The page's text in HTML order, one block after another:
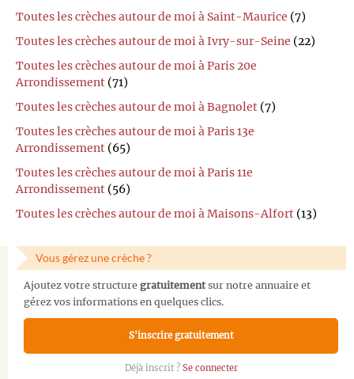
Toutes les crèches autour de moi à Saint-Maurice (7)
Toutes les crèches autour de moi à Ivry-sur-Seine (22)
Toutes les crèches autour de moi à Paris 20e
Arrondissement (71)
Toutes les crèches autour de moi à Bagnolet (7)
Toutes les crèches autour de moi à Paris 13e
Arrondissement (65)
Toutes les crèches autour de moi à Paris 11e
Arrondissement (56)
Toutes les crèches autour de moi à Maisons-Alfort (13)
Vous gérez une crèche ?
Ajoutez votre structure gratuitementsur notre annuaire et
gérez vos informations en quelques clics.
S'inscrire gratuitement
Déjà inscrit ? Se connecter